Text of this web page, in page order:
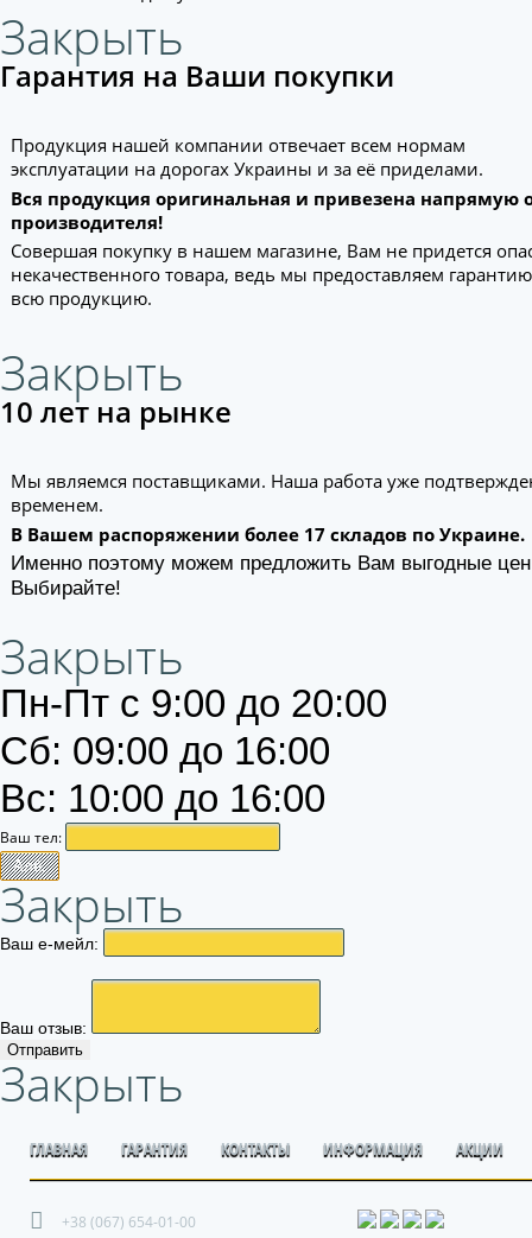
Закрыть
Гарантия на Ваши покупки
Продукция нашей компании отвечает всем нормам
эксплуатации на дорогах Украины и за её приделами.
Вся продукция оригинальная и привезена напрямую
производителя!
Совершая покупку в нашем магазине, Вам не придется
некачественного товара, ведь мы предоставляем
всю продукцию.
Закрыть
10 лет на рынке
Мы являемся поставщиками. Наша работа уже
временем.
В Вашем распоряжении более 17 складов по Украине.
Именно поэтому можем предложить Вам выгодные
Выбирайте!
Закрыть
Пн-Пт с 9:00 до 20:00
Сб: 09:00 до 16:00
Вс: 10:00 до 16:00
Ваш тел:
Алё.
Закрыть
Ваш е-мейл:
Ваш отзыв:
Отправить
Закрыть
ГЛАВНАЯ ГАРАНТИЯ КОНТАКТЫ ИНФОРМАЦИЯ АКЦИИ
+38 (067) 654-01-00